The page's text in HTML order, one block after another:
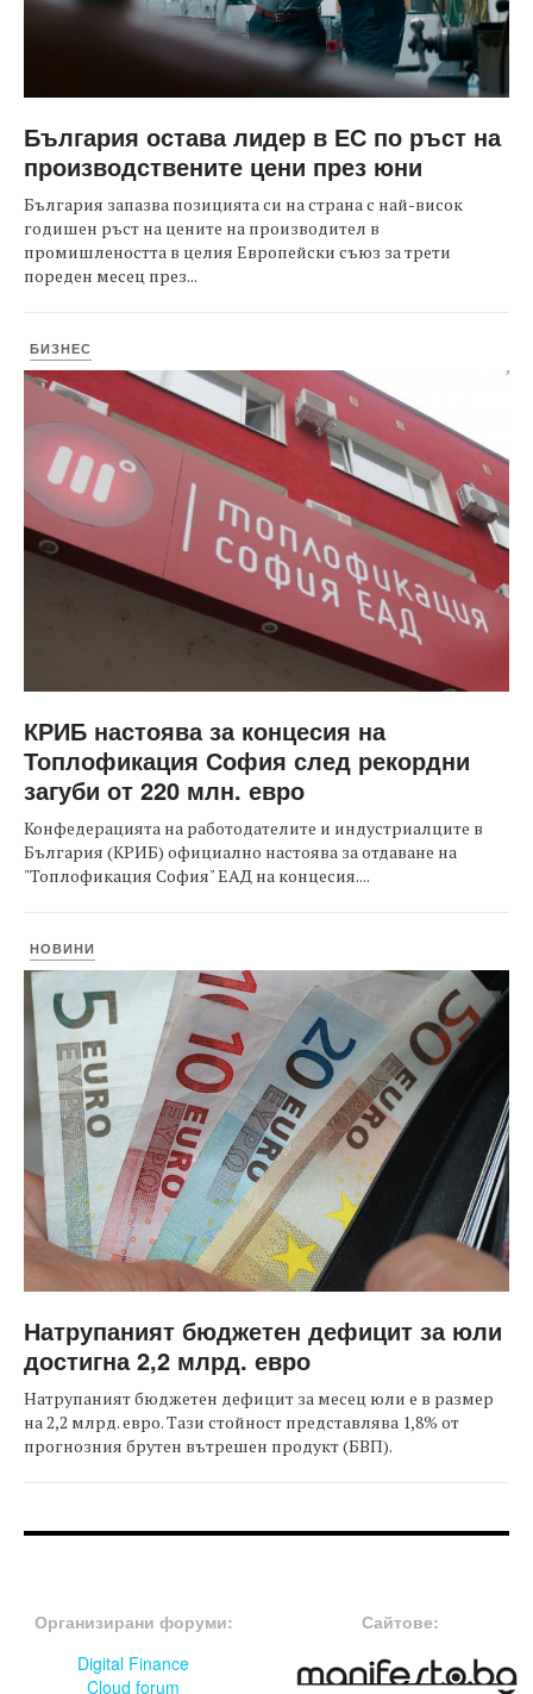
България остава лидер в ЕС по ръст на
производствените цени през юни
България запазва позицията си на страна с най-висок
годишен ръст на цените на производител в
промишлеността в целия Европейски съюз за трети
пореден месец през...
БИЗНЕС
КРИБ настоява за концесия на
Топлофикация София след рекордни
загуби от 220 млн. евро
Конфедерацията на работодателите и индустриалците в
България (КРИБ) официално настоява за отдаване на
"Топлофикация София" ЕАД на концесия....
НОВИНИ
Натрупаният бюджетен дефицит за юли
достигна 2,2 млрд. евро
Натрупаният бюджетен дефицит за месец юли е в размер
на 2,2 млрд. евро. Тази стойност представлява 1,8% от
прогнозния брутен вътрешен продукт (БВП).
Организирани форуми:
Digital Finance
Cloud forum
Сайтове: